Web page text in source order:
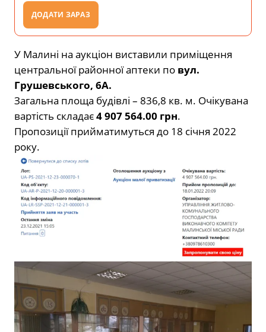
ДОДАТИ ЗАРАЗ
У Малині на аукціон виставили приміщення
центральної районної аптеки по вул.
Грушевського, 6А.
Загальна площа будівлі – 836,8 кв. м. Очікувана
вартість складає4 907 564.00 грн.
Пропозиції прийматимуться до 18 січня 2022
року.